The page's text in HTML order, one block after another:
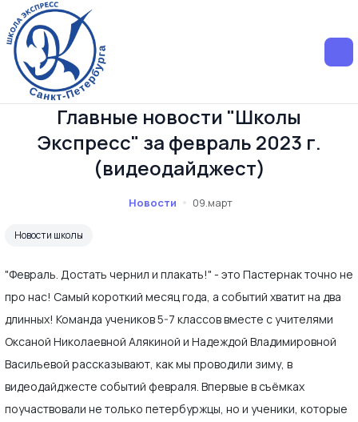
Главные новости "Школы
Экспресс" за февраль 2023 г.
(видеодайджест)
Новости 09.март
Новости школы
"Февраль. Достать чернил и плакать!" - это Пастернак точно не
про нас! Самый короткий месяц года, а событий хватит на два
длинных! Команда учеников 5-7 классов вместе с учителями
Оксаной Николаевной Алякиной и Надеждой Владимировной
Васильевой рассказывают, как мы проводили зиму, в
видеодайджесте событий февраля. Впервые в съёмках
поучаствовали не только петербуржцы, но и ученики, которые